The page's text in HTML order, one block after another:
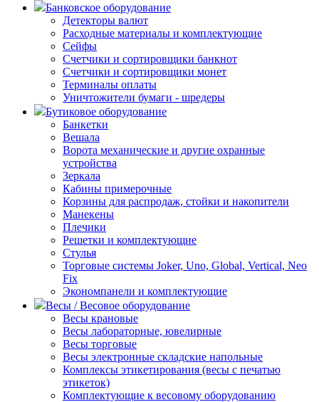
Банковское оборудование
Детекторы валют
Расходные материалы и комплектующие
Сейфы
Счетчики и сортировщики банкнот
Счетчики и сортировщики монет
Терминалы оплаты
Уничтожители бумаги - шредеры
Бутиковое оборудование
Банкетки
Вешала
Ворота механические и другие охранные
устройства
Зеркала
Кабины примерочные
Корзины для распродаж, стойки и накопители
Манекены
Плечики
Решетки и комплектующие
Стулья
Торговые системы Joker, Uno, Global, Vertical, Neo
Fix
Экономпанели и комплектующие
Весы / Весовое оборудование
Весы крановые
Весы лабораторные, ювелирные
Весы торговые
Весы электронные складские напольные
Комплексы этикетирования (весы с печатью
этикеток)
Комплектующие к весовому оборудованию